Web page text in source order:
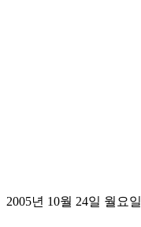
2005년 10월 24일 월요일